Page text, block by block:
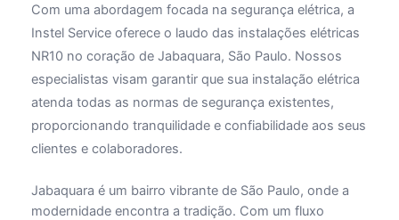
Com uma abordagem focada na segurança elétrica, a
Instel Service oferece o laudo das instalações elétricas
NR10 no coração de Jabaquara, São Paulo. Nossos
especialistas visam garantir que sua instalação elétrica
atenda todas as normas de segurança existentes,
proporcionando tranquilidade e confiabilidade aos seus
clientes e colaboradores.
Jabaquara é um bairro vibrante de São Paulo, onde a
modernidade encontra a tradição. Com um fluxo